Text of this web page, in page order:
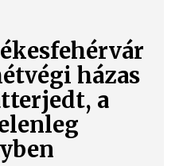
házas
a